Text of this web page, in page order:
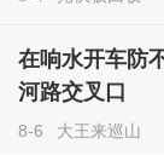
在响水开车防
河路交叉口
8-6 大王来巡山